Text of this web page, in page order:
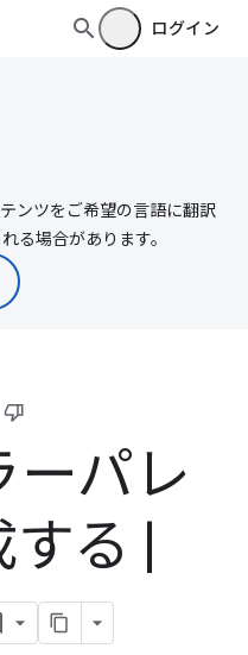
ログイン
ンツをご希望の言語に翻訳
る場合があります。
ーパレ
る